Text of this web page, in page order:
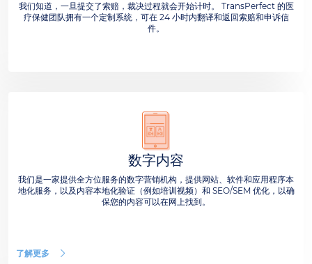
我们知道，一旦提交了索赔，裁决过程就会开始计时。 TransPerfect 的医
疗保健团队拥有一个定制系统，可在 24 小时内翻译和返回索赔和申诉信
件。
数字内容
我们是一家提供全方位服务的数字营销机构，提供网站、软件和应用程序本
地化服务，以及内容本地化验证（例如培训视频）和 SEO/SEM 优化，以确
保您的内容可以在网上找到。
了解更多